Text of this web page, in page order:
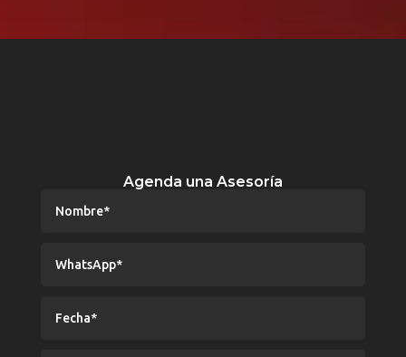
Agenda una Asesoría